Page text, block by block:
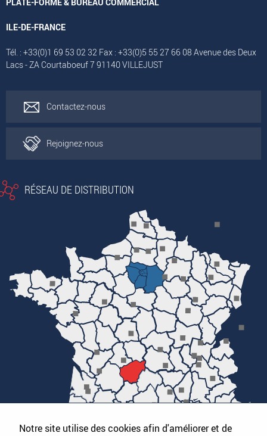
ILE-DE-FRANCE
Tél. : +33(0)1 69 53 02 32 Fax : +33(0)5 55 27 66 08 Avenue des Deux
Lacs - ZA Courtaboeuf 7 91140 VILLEJUST
Contactez-nous
Rejoignez-nous
RÉSEAU DE DISTRIBUTION
Notre site utilise des cookies afin d'améliorer et de